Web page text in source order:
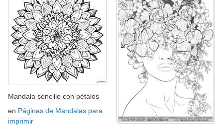
Mandala sencillo con pétalos
en Páginas de Mandalas para
imprimir